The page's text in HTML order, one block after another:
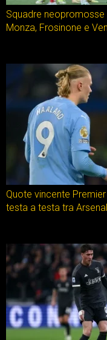
Squadre neopromosse
Monza, Frosinone e
Quote vincente
testa a testa tra